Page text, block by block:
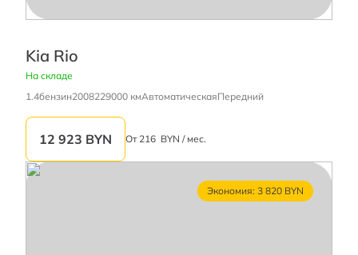
Kia Rio
На складе
1.4бензин2008229000 кмАвтоматическаяПередний
12 923 BYN От 216 BYN / мес.
Экономия: 3 820 BYN